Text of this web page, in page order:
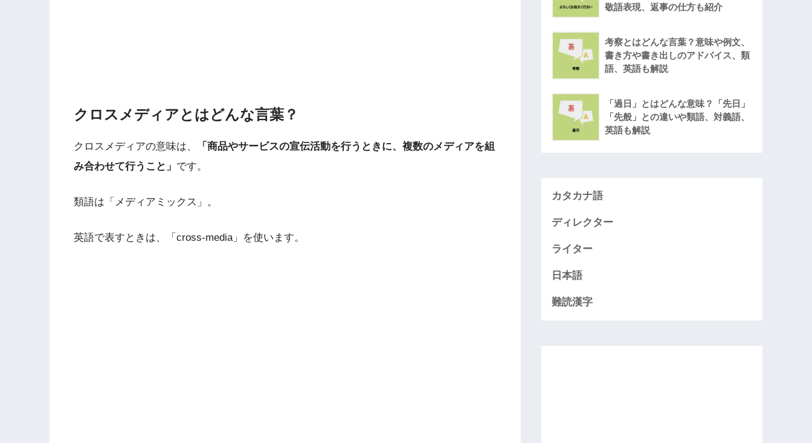
クロスメディアとはどんな言葉？
クロスメディアの意味は、
「商品やサービスの宣伝活動を行うときに、複数のメディアを組
み合わせて行うこと」 です。
類語は「メディアミックス」。
英語で表すときは、「cross-media」を使います。
敬語表現、返事の仕方も紹介
考察とはどんな言葉？意味や例文、
書き方や書き出しのアドバイス、類
語、英語も解説
「過日」とはどんな意味？「先日」
「先般」との違いや類語、対義語、
英語も解説
カタカナ語
ディレクター
ライター
日本語
難読漢字